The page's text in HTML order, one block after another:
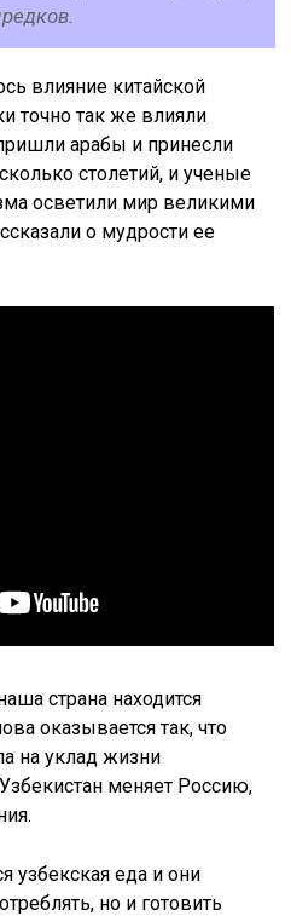
влияние китайской
точно так же влияли
арабы и принесли
столетий, и ученые
осветили мир великими
о мудрости ее
страна находится
оказывается так, что
на уклад жизни
меняет Россию,
узбекская еда и они
но и готовить